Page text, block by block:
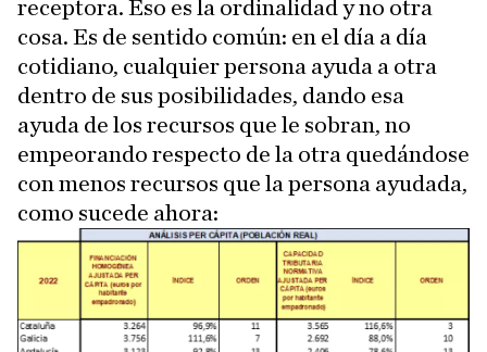
receptora. Eso es la ordinalidad y no otra
cosa. Es de sentido común: en el día a día
cotidiano, cualquier persona ayuda a otra
dentro de sus posibilidades, dando esa
ayuda de los recursos que le sobran, no
empeorando respecto de la otra quedándose
con menos recursos que la persona ayudada,
como sucede ahora: